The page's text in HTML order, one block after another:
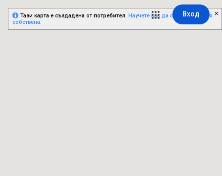
Вход
Тази карта е създадена от потребител. Научете как да създадете своя
собствена.